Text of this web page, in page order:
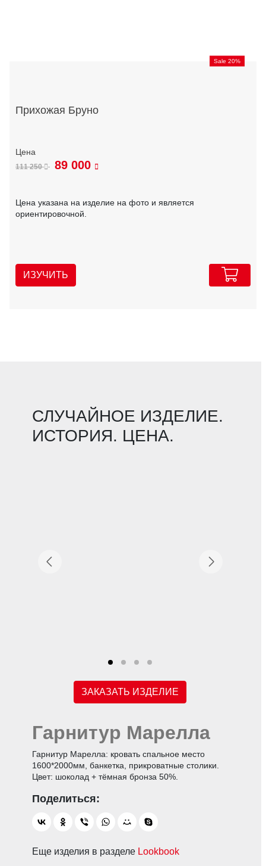
Sale 20%
Прихожая Бруно
111 250 89 000
Цена указана на изделие на фото и является
ориентировочной.
ИЗУЧИТЬ
СЛУЧАЙНОЕ ИЗДЕЛИЕ.
ИСТОРИЯ. ЦЕНА.
ЗАКАЗАТЬ ИЗДЕЛИЕ
Гарнитур Марелла
Гарнитур Марелла: кровать спальное место
1600*2000мм, банкетка, прикроватные столики.
Цвет: шоколад + тёмная бронза 50%.
Еще изделия в разделе Lookbook